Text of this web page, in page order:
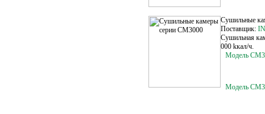
Сушильные
Поставщик:
Сушильная
000 kкал/ч.
Модель
Модель